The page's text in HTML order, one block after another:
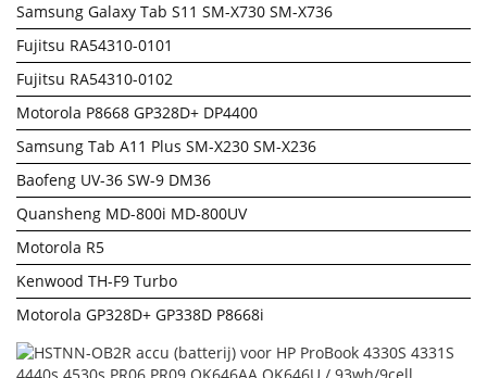
Samsung Galaxy Tab S11 SM-X730 SM-X736
Fujitsu RA54310-0101
Fujitsu RA54310-0102
Motorola P8668 GP328D+ DP4400
Samsung Tab A11 Plus SM-X230 SM-X236
Baofeng UV-36 SW-9 DM36
Quansheng MD-800i MD-800UV
Motorola R5
Kenwood TH-F9 Turbo
Motorola GP328D+ GP338D P8668i